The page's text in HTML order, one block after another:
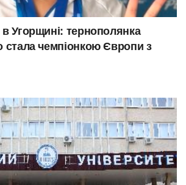
Угорщині: тернополянка
стала чемпіонкою Європи з